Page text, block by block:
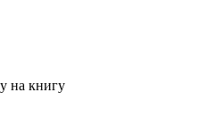
на книгу